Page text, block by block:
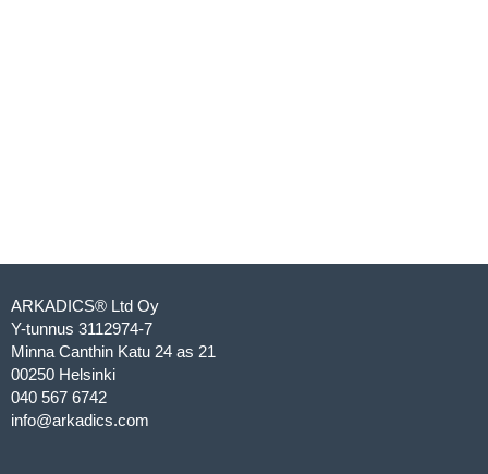
ARKADICS® Ltd Oy
Y-tunnus 3112974-7
Minna Canthin Katu 24 as 21
00250 Helsinki
040 567 6742
info@arkadics.com